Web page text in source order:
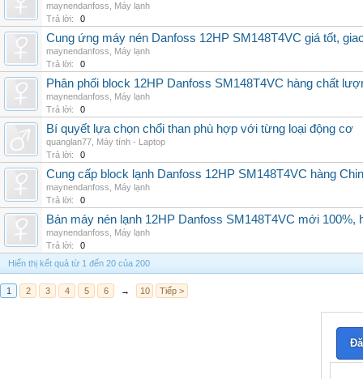
maynendanfoss
Máy lạnh
Trả lời:
0
Cung ứng máy nén Danfoss 12HP SM148T4VC giá tốt,
maynendanfoss
Máy lạnh
Trả lời:
0
Phân phối block 12HP Danfoss SM148T4VC hàng chất
maynendanfoss
Máy lạnh
Trả lời:
0
Bí quyết lựa chọn chổi than phù hợp với từng loại động cơ
quanglan77 Máy tính - Laptop
Trả lời:
0
Cung cấp block lạnh Danfoss 12HP SM148T4VC hàng
maynendanfoss
Máy lạnh
Trả lời:
0
Bán máy nén lạnh 12HP Danfoss SM148T4VC mới
maynendanfoss
Máy lạnh
Trả lời:
0
Hiển thị kết quả từ 1 đến 20 của 200
1 2 3 4 5 6 → 10 Tiếp >